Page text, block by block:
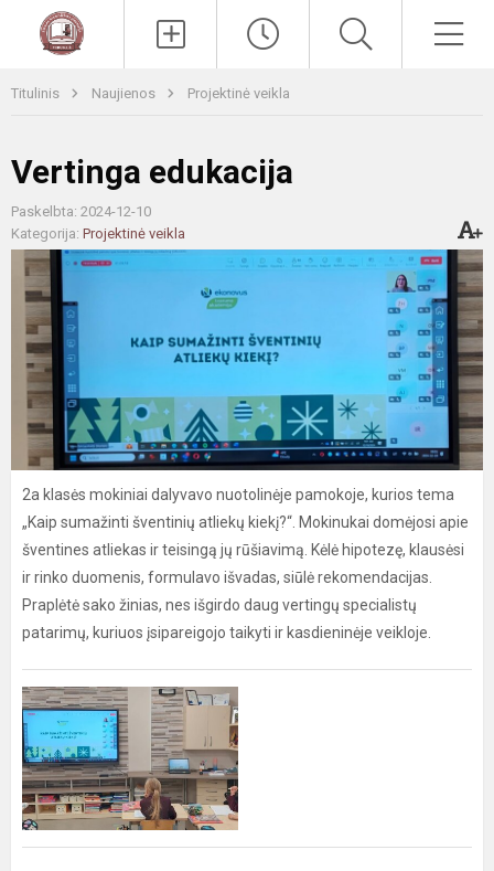
Titulinis Naujienos Projektinė veikla
Vertinga edukacija
Paskelbta: 2024-12-10
Kategorija: Projektinė veikla
2a klasės mokiniai dalyvavo nuotolinėje pamokoje, kurios tema
„Kaip sumažinti šventinių atliekų kiekį?“. Mokinukai domėjosi apie
šventines atliekas ir teisingą jų rūšiavimą. Kėlė hipotezę, klausėsi
ir rinko duomenis, formulavo išvadas, siūlė rekomendacijas.
Praplėtė sako žinias, nes išgirdo daug vertingų specialistų
patarimų, kuriuos įsipareigojo taikyti ir kasdieninėje veikloje.